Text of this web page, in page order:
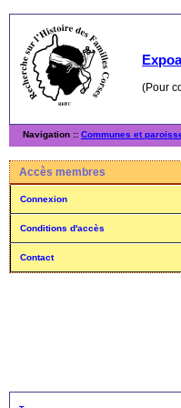
(Pour
Navigation :: Communes et
Accès membres
Connexion
Conditions d'accès
Contact